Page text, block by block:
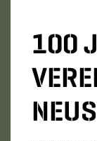
100